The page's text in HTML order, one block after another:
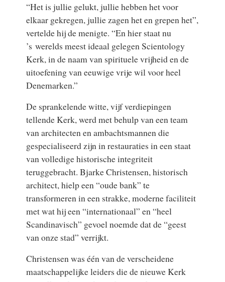
“Het is jullie gelukt, jullie hebben het voor
elkaar gekregen, jullie zagen het en grepen het”,
vertelde hij de menigte. “En hier staat nu
’s werelds meest ideaal gelegen Scientology
Kerk, in de naam van spirituele vrijheid en de
uitoefening van eeuwige vrije wil voor heel
Denemarken.”
De sprankelende witte, vijf verdiepingen
tellende Kerk, werd met behulp van een team
van architecten en ambachtsmannen die
gespecialiseerd zijn in restauraties in een staat
van volledige historische integriteit
teruggebracht. Bjarke Christensen, historisch
architect, hielp een “oude bank” te
transformeren in een strakke, moderne faciliteit
met wat hij een “internationaal” en “heel
Scandinavisch” gevoel noemde dat de “geest
van onze stad” verrijkt.
Christensen was één van de verscheidene
maatschappelijke leiders die de nieuwe Kerk